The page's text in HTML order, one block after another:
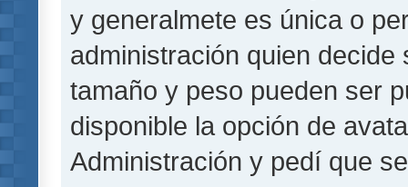
y generalmete es única o
administración quien
tamaño y peso pueden ser
disponible la opción de
Administración y pedí que